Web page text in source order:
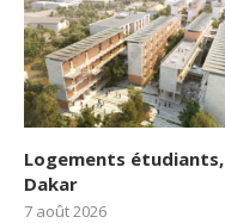
Logements étudiants,
Dakar
7 août 2026